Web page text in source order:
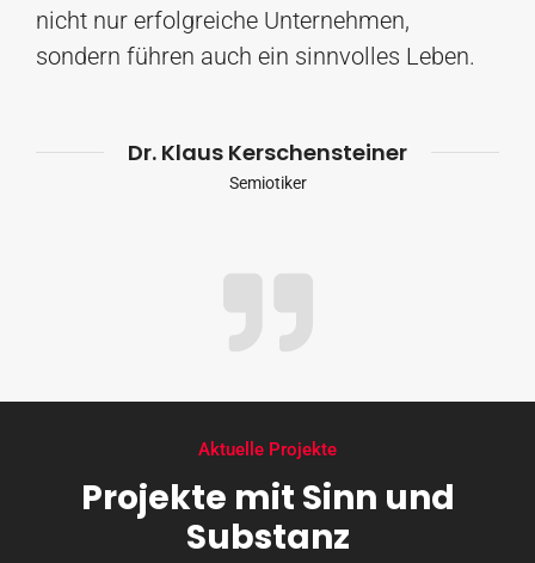
nicht nur erfolgreiche Unternehmen,
sondern führen auch ein sinnvolles Leben.
Dr. Klaus Kerschensteiner
Semiotiker
Aktuelle Projekte
Projekte mit Sinn und
Substanz